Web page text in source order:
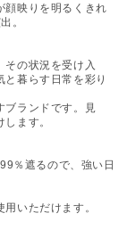
顔映りを明るくきれ
。
の状況を受け入
暮らす日常を彩り
ランドです。見
ます。
％遮るので、強い日
いただけます。